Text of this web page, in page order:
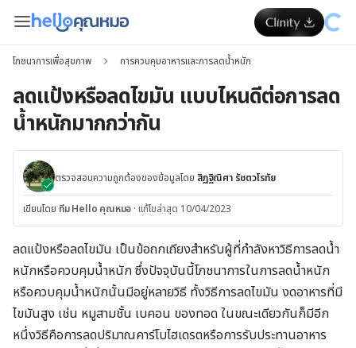
โภชนาการเพื่อสุขภาพ การควบคุมอาหารและการลดน้ำหนัก
ลดแป้งหรือลดไขมัน แบบไหนดีต่อการลด
น้ำหนักมากกว่ากัน
ตรวจสอบความถูกต้องของข้อมูลโดย สิฏฐิณิศา รัชตวโรทัย
เขียนโดย ทีม Hello คุณหมอ · แก้ไขล่าสุด 10/04/2023
ลดแป้งหรือลดไขมัน เป็นข้อถกเถียงสำหรับผู้ที่กำลังหาวิธีการลดน้ำ
หนักหรือควบคุมน้ำหนัก ซึ่งปัจจุบันนี้โภชนาการในการลดน้ำหนัก
หรือควบคุมน้ำหนักนั้นมีอยู่หลายวิธี ทั้งวิธีการลดไขมัน งดอาหารที่มี
ไขมันสูง เช่น หมูสามชั้น เบคอน ของทอด ในขณะเดียวกันก็มีอีก
หนึ่งวิธีคือการลดปริมาณคาร์โบไฮเดรตหรือการรับประทานอาหาร